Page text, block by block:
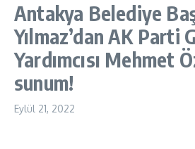
Antakya Belediye
Yılmaz’dan AK Parti
Yardımcısı Mehmet
sunum!
Eylül 21, 2022